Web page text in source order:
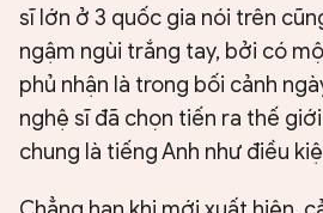
sĩ lớn ở 3 quốc gia nói trên
ngậm ngùi trắng tay, bởi có
phủ nhận là trong bối cảnh
nghệ sĩ đã chọn tiến ra thế
chung là tiếng Anh như điều